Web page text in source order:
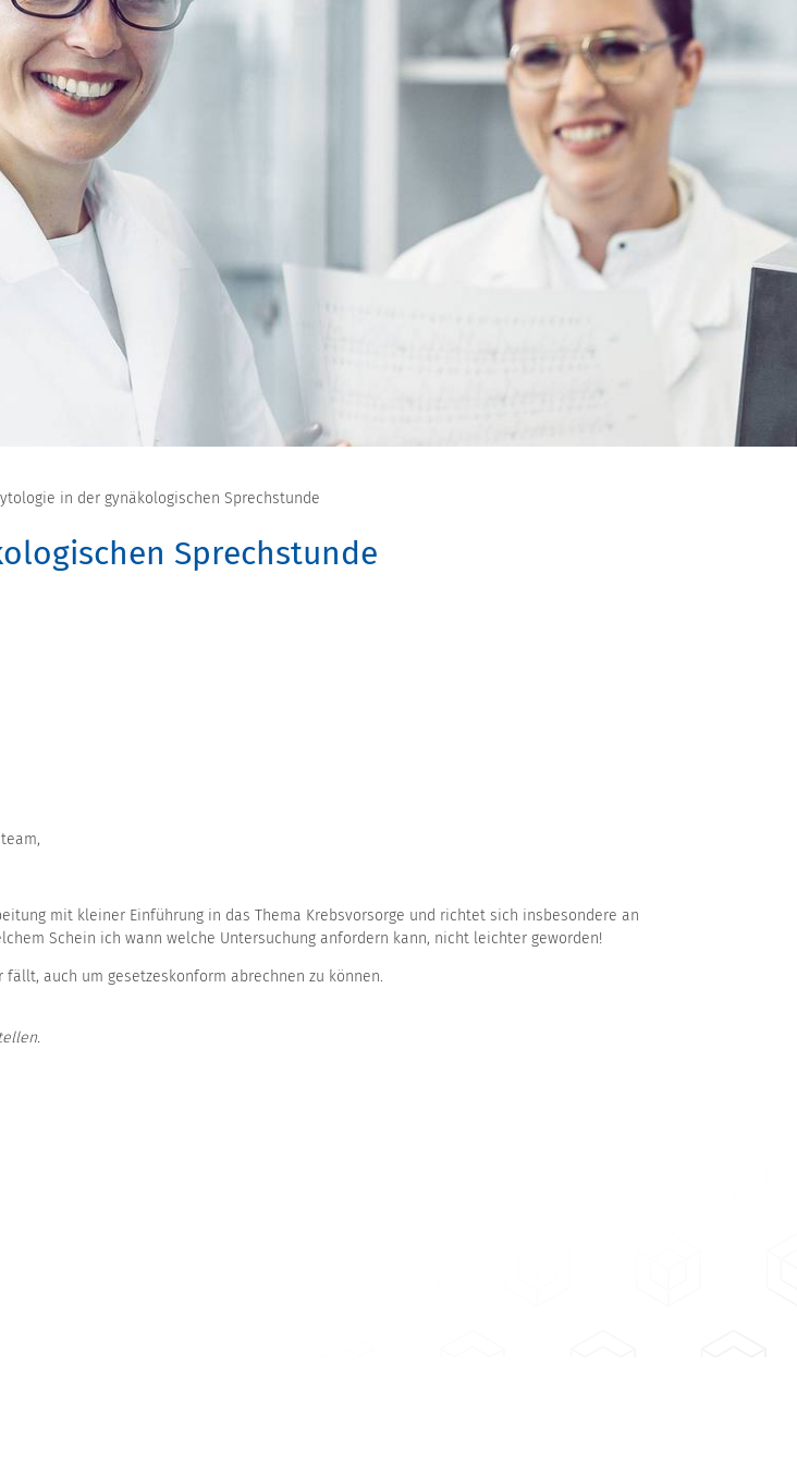
in der gynäkologischen Sprechstunde
Sprechstunde
mit kleiner Einführung in das Thema Krebsvorsorge und richtet sich insbesondere an
Schein ich wann welche Untersuchung anfordern kann, nicht leichter geworden!
auch um gesetzeskonform abrechnen zu können.